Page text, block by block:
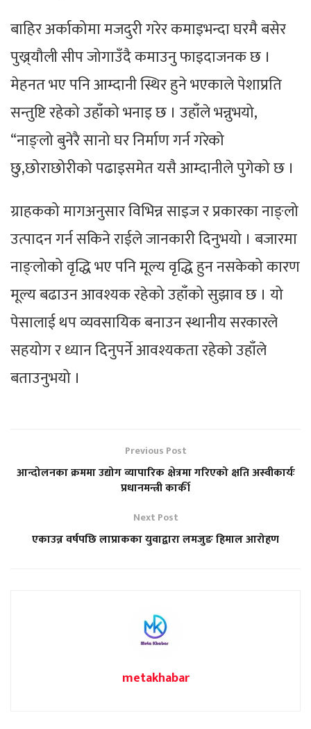
बाहिर अर्काकोमा मजदुरी गरेर कमाइभन्दा घरमै बसेर
पुख्र्यौली सीप जोगाउँदै कमाउनु फाइदाजनक छ ।
मेहनत भए पनि आम्दानी स्थिर हुने भएकाले पेशाप्रति
सन्तुष्टि रहेको उहाँको भनाइ छ । उहाँले भन्नुभयो,
“नाङ्लो बुनेरै सानो घर निर्माण गर्न गरेको
छु,छोराछोरीको पढाइसमेत यसै आम्दानीले पुगेको छ ।
ग्राहकको मागअनुसार विभिन्न साइज र प्रकारका नाङ्लो
उत्पादन गर्न सकिने राईले जानकारी दिनुभयो । बजारमा
नाङ्लोको वृद्धि भए पनि मूल्य वृद्धि हुन नसकेको कारण
मूल्य बढाउन आवश्यक रहेको उहाँको सुझाव छ । यो
पेसालाई थप व्यवसायिक बनाउन स्थानीय सरकारले
सहयोग र ध्यान दिनुपर्ने आवश्यकता रहेको उहाँले
बताउनुभयो ।
Previous Post
आन्दोलनका क्रममा उद्योग व्यापारिक क्षेत्रमा गरिएको क्षति अस्वीकार्यः
प्रधानमन्त्री कार्की
Next Post
एकाउन्न वर्षपछि लाप्राकका युवाद्वारा लमजुङ हिमाल आरोहण
metakhabar